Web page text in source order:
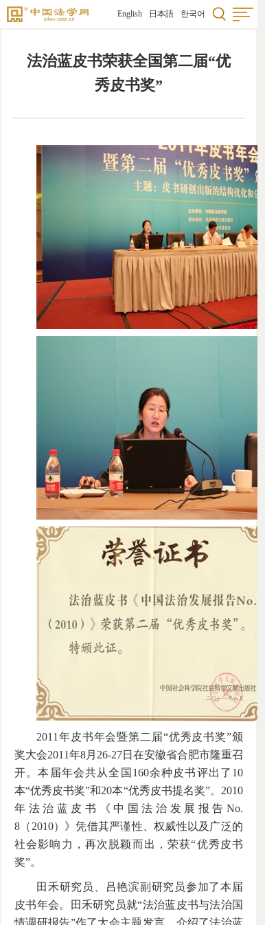
English 日本語 한국어
法治蓝皮书荣获全国第二届“优
秀皮书奖”
2011年皮书年会暨第二届“优秀皮书奖”颁
奖大会2011年8月26-27日在安徽省合肥市隆重召
开。本届年会共从全国160余种皮书评出了10
本“优秀皮书奖”和20本“优秀皮书提名奖”。2010
年法治蓝皮书《中国法治发展报告No.
8（2010）》凭借其严谨性、权威性以及广泛的
社会影响力，再次脱颖而出，荣获“优秀皮书
奖”。
田禾研究员、吕艳滨副研究员参加了本届
皮书年会。田禾研究员就“法治蓝皮书与法治国
情调研报告”作了大会主题发言，介绍了法治蓝